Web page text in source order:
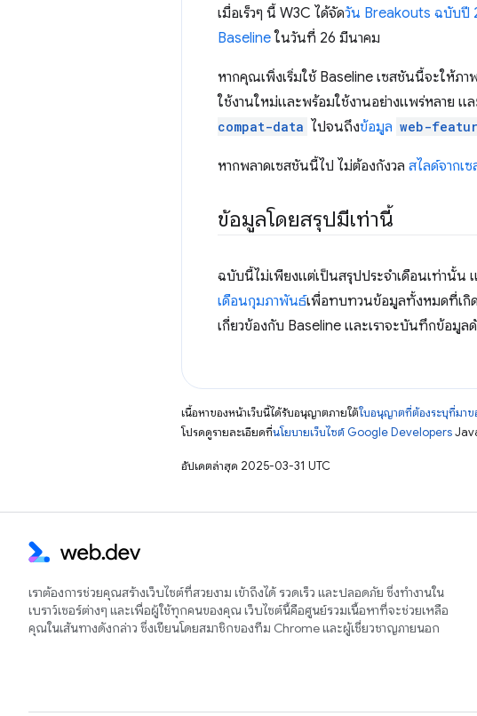
เมื่อเร็วๆ นี้ W3C ได้จัดวัน Breakouts ฉบับปี
Baseline ในวันที่ 26 มีนาคม
หากคุณเพิ่งเริ่มใช้ Baseline เซสชันนี้จะให้ภ
ใช้งานใหม่และพร้อมใช้งานอย่างแพร่หลาย แ
compat-data ไปจนถึงข้อมูล web-
หากพลาดเซสชันนี้ไป ไม่ต้องกังวล สไลด์จากเ
ข้อมูลโดยสรุปมีเท่านี้
ฉบับนี้ไม่เพียงแต่เป็นสรุปประจำเดือนเท่านั้น
เดือนกุมภาพันธ์เพื่อทบทวนข้อมูลทั้งหมดที่เกิ
เกี่ยวข้องกับ Baseline และเราจะบันทึกข้อมู
เนื้อหาของหน้าเว็บนี้ได้รับอนุญาตภายใต้ใบอนุญาตที่ต้องระบุที่มา
โปรดดูรายละเอียดที่นโยบายเว็บไซต์ Google Developers
อัปเดตล่าสุด 2025-03-31 UTC
เราต้องการช่วยคุณสร้างเว็บไซต์ที่สวยงาม เข้าถึงได้ รวดเร็ว และปลอดภัย ซึ่งทำงานใน
เบราว์เซอร์ต่างๆ และเพื่อผู้ใช้ทุกคนของคุณ เว็บไซต์นี้คือศูนย์รวมเนื้อหาที่จะช่วยเหลือ
คุณในเส้นทางดังกล่าว ซึ่งเขียนโดยสมาชิกของทีม Chrome และผู้เชี่ยวชาญภายนอก